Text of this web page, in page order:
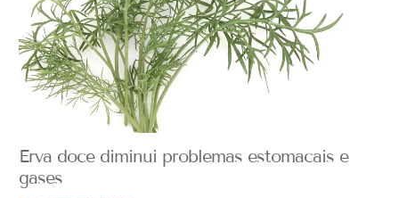
Erva doce diminui problemas estomacais e
gases